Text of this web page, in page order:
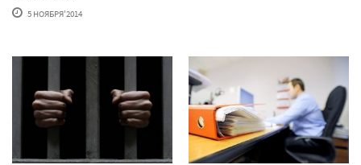
5 НОЯБРЯ'2014